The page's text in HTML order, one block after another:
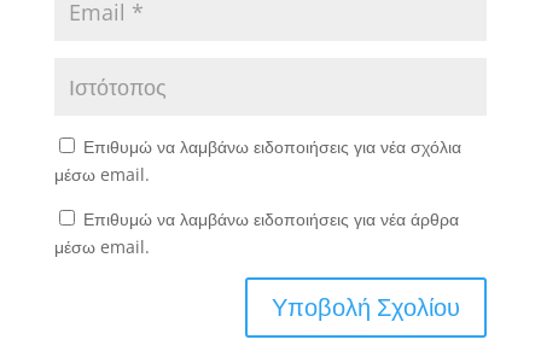
Επιθυμώ να λαμβάνω ειδοποιήσεις για νέα σχόλια
μέσω email.
Επιθυμώ να λαμβάνω ειδοποιήσεις για νέα άρθρα
μέσω email.